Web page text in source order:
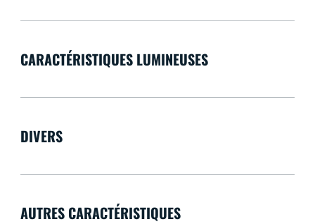
CARACTÉRISTIQUES LUMINEUSES
DIVERS
AUTRES CARACTÉRISTIQUES